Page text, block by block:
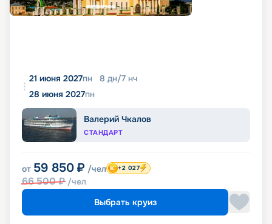
21 июня 2027пн 8 дн/7 нч
28 июня 2027пн
Валерий Чкалов
СТАНДАРТ
от 59 850 ₽ /чел
66 500₽ /чел
+2 027
Выбрать круиз